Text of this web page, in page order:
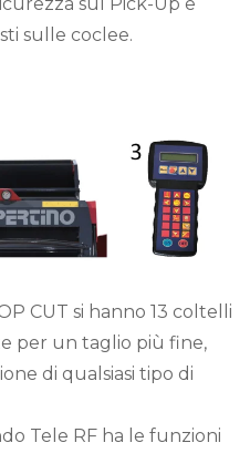
sul Pick-Up e
sulle coclee.
CUT si hanno 13 coltelli
per un taglio più fine,
di qualsiasi tipo di
Tele RF ha le funzioni